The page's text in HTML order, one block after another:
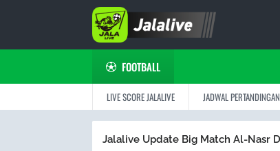
FOOTBALL
LIVE SCORE JALALIVE JADWAL PERTANDINGAN
Jalalive Update Big Match Al-Nasr